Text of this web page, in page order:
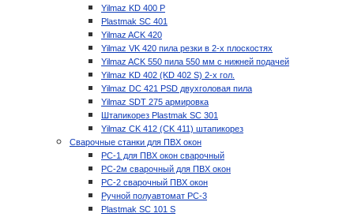
Yilmaz KD 400 P
Plastmak SC 401
Yilmaz ACK 420
Yilmaz VK 420 пила резки в 2-х плоскостях
Yilmaz ACK 550 пила 550 мм с нижней подачей
Yilmaz KD 402 (KD 402 S) 2-х гол.
Yilmaz DC 421 PSD двухголовая пила
Yilmaz SDT 275 армировка
Штапикорез Plastmak SC 301
Yilmaz CK 412 (CK 411) штапикорез
Сварочные станки для ПВХ окон
РС-1 для ПВХ окон сварочный
РС-2м сварочный для ПВХ окон
РС-2 сварочный ПВХ окон
Ручной полуавтомат РС-3
Plastmak SC 101 S